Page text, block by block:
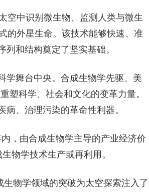
空中识别微生物、监测人类与微生
的外星生命。该技术能够快速、准
和结构奠定了坚实基础。
学舞台中央。合成生物学先驱、美
塑科学、社会和文化的变革力量。
、治理污染的革命性利器。
，由合成生物学主导的产业经济价
物学技术生产或再利用。
物学领域的突破为太空探索注入了